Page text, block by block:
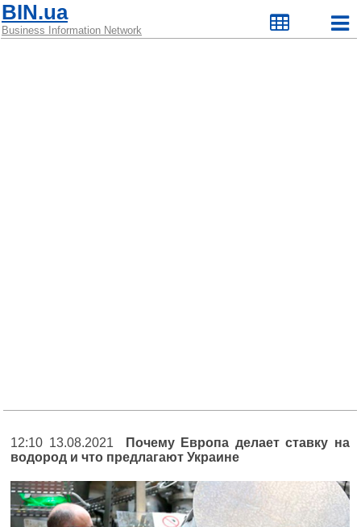
BIN.ua
Business Information Network
12:10 13.08.2021
Почему Европа делает ставку на
водород и что предлагают Украине